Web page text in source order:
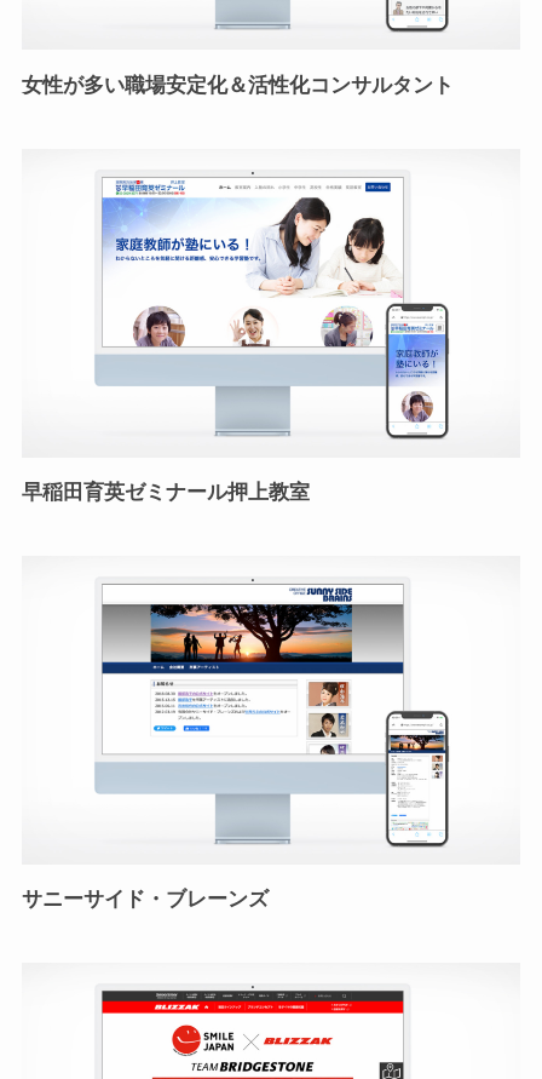
女性が多い職場安定化＆活性化コンサルタント
早稲田育英ゼミナール押上教室
サニーサイド・ブレーンズ